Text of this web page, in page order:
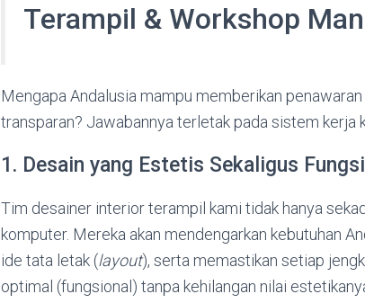
Terampil & Workshop
Mengapa Andalusia mampu memberikan
transparan? Jawabannya terletak pada sistem kerja
1. Desain yang Estetis Sekaligus
Tim desainer interior terampil kami tidak hanya
komputer. Mereka akan mendengarkan kebutuhan
ide tata letak (layout), serta memastikan setiap
optimal (fungsional) tanpa kehilangan nilai